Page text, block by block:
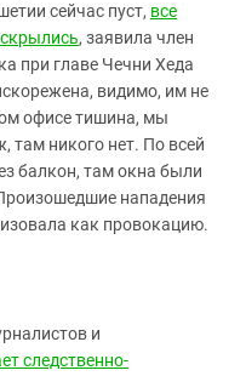
сейчас пуст, все
, заявила член
при главе Чечни Хеда
видимо, им не
офисе тишина, мы
там никого нет. По всей
балкон, там окна были
нападения
как провокацию.
и
следственно-